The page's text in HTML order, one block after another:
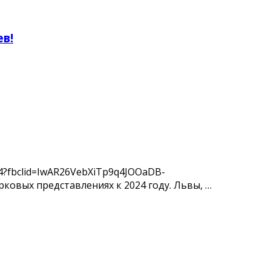
представлениях к 2024 году. Львы, …